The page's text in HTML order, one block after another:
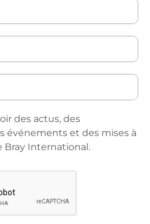
des actus, des
événements et des mises à
Bray International.